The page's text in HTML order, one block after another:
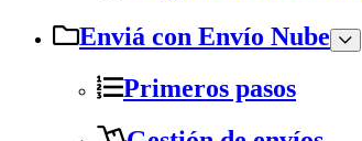
Enviá con Envío Nube
Primeros pasos